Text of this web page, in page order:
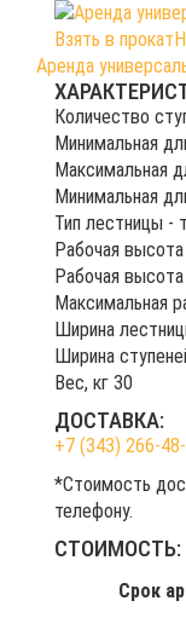
Взять в прокат
Аренда
Количество
Mинимальная
Maксимальная
Минимальная
Тип лестницы -
Рабочая
Рабочая
Maксимальная
Ширина
Ширина
Вес, кг 30
ДОСТАВКА:
+7 (343) 266-
*Стоимость
телефону.
СТОИМОСТЬ:
Срок